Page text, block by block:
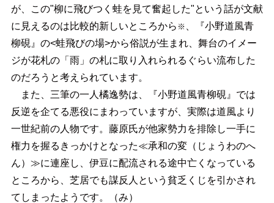
が、この"柳に飛びつく蛙を見て奮起した"という話が文献
に見えるのは比較的新しいところから ※
、『小野道風青
柳硯』の<蛙飛びの場>から俗説が生まれ、舞台のイメー
ジが花札の「雨」の札に取り入れられるぐらい流布した
のだろうと考えられています。
また、三筆の一人橘逸勢は、『小野道風青柳硯』では
反逆を企てる悪役にまわっていますが、実際は道風より
一世紀前の人物です。藤原氏が他家勢力を排除し一手に
権力を握るきっかけとなった≪承和の変（じょうわのへ
ん）≫に連座し、伊豆に配流される途中亡くなっている
ところから、芝居でも謀反人という貧乏くじを引かされ
てしまったようです。（み）